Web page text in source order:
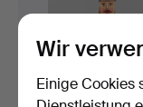
Wir
Einige Cookies